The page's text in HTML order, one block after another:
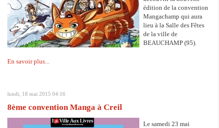
édition de la convention
Mangachamp qui aura
lieu à la Salle des Fêtes
de la ville de
BEAUCHAMP (95).
En savoir plus...
lundi, 18 mai 2015 04:16
8ème convention Manga à Creil
Le samedi 23 mai